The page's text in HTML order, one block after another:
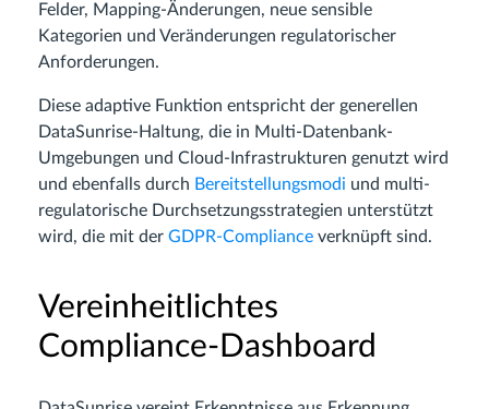
Felder, Mapping-Änderungen, neue sensible
Kategorien und Veränderungen regulatorischer
Anforderungen.
Diese adaptive Funktion entspricht der generellen
DataSunrise-Haltung, die in Multi-Datenbank-
Umgebungen und Cloud-Infrastrukturen genutzt wird
und ebenfalls durch Bereitstellungsmodi und multi-
regulatorische Durchsetzungsstrategien unterstützt
wird, die mit der GDPR-Compliance verknüpft sind.
Vereinheitlichtes
Compliance-Dashboard